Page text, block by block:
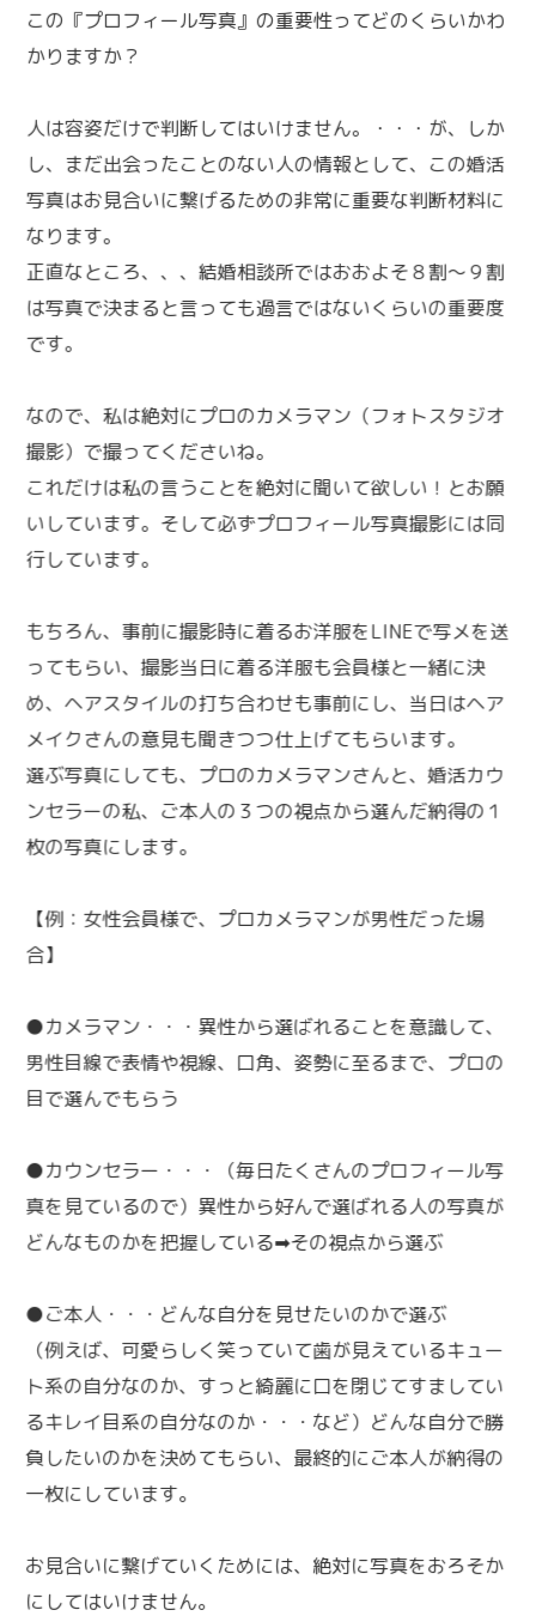
この『プロフィール写真』の重要性ってどのくらいかわ
かりますか？
人は容姿だけで判断してはいけません。・・・が、しか
し、まだ出会ったことのない人の情報として、この婚活
写真はお見合いに繋げるための非常に重要な判断材料に
なります。
正直なところ、、、結婚相談所ではおおよそ８割～９割
は写真で決まると言っても過言ではないくらいの重要度
です。
なので、私は絶対にプロのカメラマン（フォトスタジオ
撮影）で撮ってくださいね。
これだけは私の言うことを絶対に聞いて欲しい！とお願
いしています。そして必ずプロフィール写真撮影には同
行しています。
もちろん、事前に撮影時に着るお洋服をLINEで写メを送
ってもらい、撮影当日に着る洋服も会員様と一緒に決
め、ヘアスタイルの打ち合わせも事前にし、当日はヘア
メイクさんの意見も聞きつつ仕上げてもらいます。
選ぶ写真にしても、プロのカメラマンさんと、婚活カウ
ンセラーの私、ご本人の３つの視点から選んだ納得の１
枚の写真にします。
【例：女性会員様で、プロカメラマンが男性だった場
合】
●カメラマン・・・異性から選ばれることを意識して、
男性目線で表情や視線、口角、姿勢に至るまで、プロの
目で選んでもらう
●カウンセラー・・・（毎日たくさんのプロフィール写
真を見ているので）異性から好んで選ばれる人の写真が
どんなものかを把握している➡その視点から選ぶ
●ご本人・・・どんな自分を見せたいのかで選ぶ
（例えば、可愛らしく笑っていて歯が見えているキュー
ト系の自分なのか、すっと綺麗に口を閉じてすましてい
るキレイ目系の自分なのか・・・など）どんな自分で勝
負したいのかを決めてもらい、最終的にご本人が納得の
一枚にしています。
お見合いに繋げていくためには、絶対に写真をおろそか
にしてはいけません。